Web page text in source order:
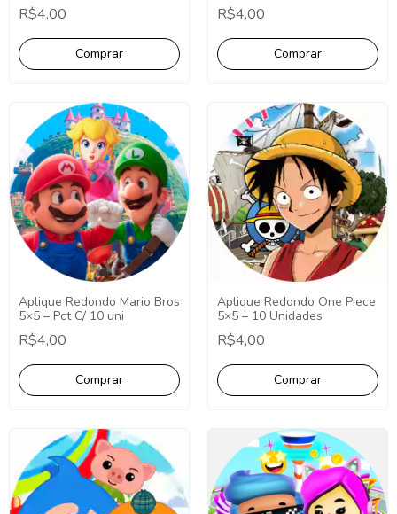
R$4,00 R$4,00
Aplique Redondo Mario Bros
5×5 – Pct C/ 10 uni
R$4,00
Aplique Redondo One Piece
5×5 – 10 Unidades
R$4,00